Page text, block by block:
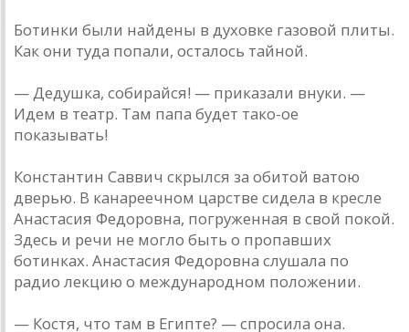
Ботинки были найдены в духовке газовой плиты.
Как они туда попали, осталось тайной.
— Дедушка, собирайся! — приказали внуки. —
Идем в театр. Там папа будет тако-ое
показывать!
Константин Саввич скрылся за обитой ватою
дверью. В канареечном царстве сидела в кресле
Анастасия Федоровна, погруженная в свой покой.
Здесь и речи не могло быть о пропавших
ботинках. Анастасия Федоровна слушала по
радио лекцию о международном положении.
— Костя, что там в Египте? — спросила она.